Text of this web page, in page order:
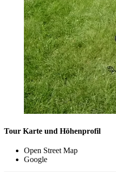
Tour Karte und Höhenprofil
Open Street Map
Google